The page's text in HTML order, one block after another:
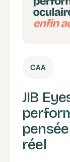
CAA
JIB
réel